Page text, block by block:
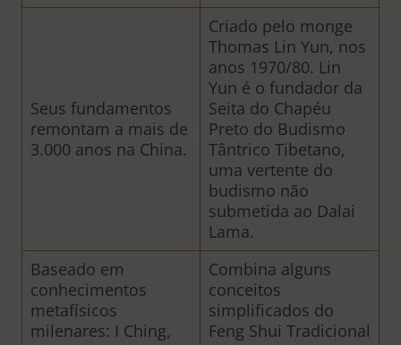
Seus fundamentos
remontam a mais de
3.000 anos na China.
Criado pelo monge
Thomas Lin Yun, nos
anos 1970/80. Lin
Yun é o fundador da
Seita do Chapéu
Preto do Budismo
Tântrico Tibetano,
uma vertente do
budismo não
submetida ao Dalai
Lama.
Baseado em
conhecimentos
metafísicos
milenares: I Ching,
Combina alguns
conceitos
simplificados do
Feng Shui Tradicional